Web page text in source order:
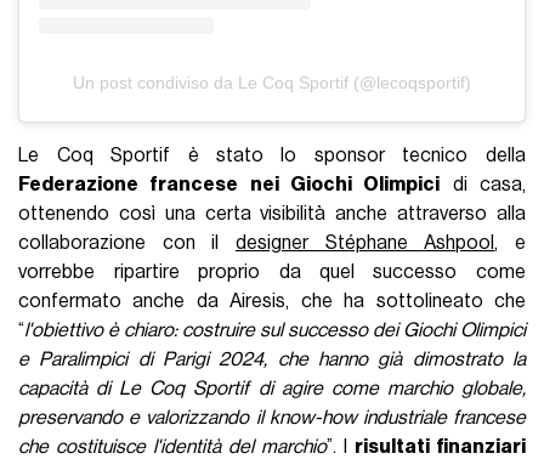
Un post condiviso da Le Coq Sportif (@lecoqsportif)
Le Coq Sportif è stato lo sponsor tecnico della
Federazione francese nei Giochi Olimpici di casa,
ottenendo così una certa visibilità anche attraverso alla
collaborazione con il designer Stéphane Ashpool, e
vorrebbe ripartire proprio da quel successo come
confermato anche da Airesis, che ha sottolineato che
“l'obiettivo è chiaro: costruire sul successo dei Giochi Olimpici
e Paralimpici di Parigi 2024, che hanno già dimostrato la
capacità di Le Coq Sportif di agire come marchio globale,
preservando e valorizzando il know-how industriale francese
che costituisce l'identità del marchio”. I risultati finanziari